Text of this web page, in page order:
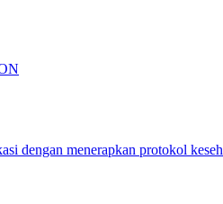
dengan menerapkan protokol